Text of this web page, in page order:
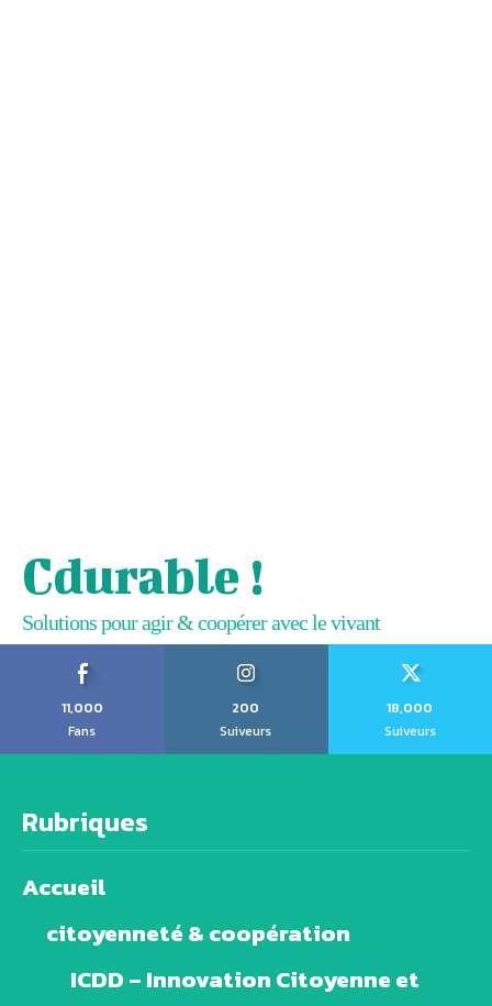
Cdurable !
Solutions pour agir & coopérer avec le vivant
11,000
Fans
200
Suiveurs
18,000
Suiveurs
Rubriques
Accueil
citoyenneté & coopération
ICDD – Innovation Citoyenne et